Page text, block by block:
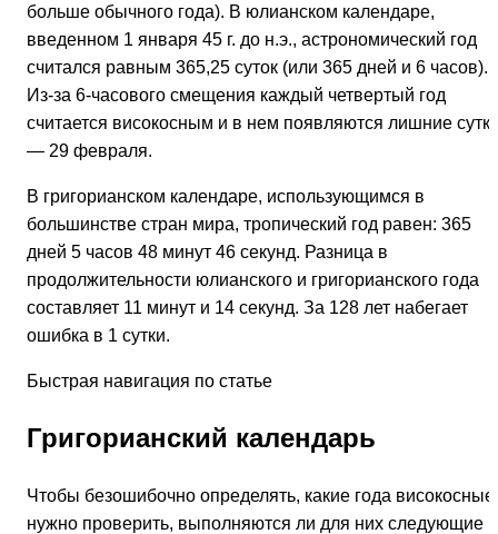
больше обычного года). В юлианском календаре,
введенном 1 января 45 г. до н.э., астрономический год
считался равным 365,25 суток (или 365 дней и 6 часов).
Из-за 6-часового смещения каждый четвертый год
считается високосным и в нем появляются лишние
— 29 февраля.
В григорианском календаре, использующимся в
большинстве стран мира, тропический год равен: 365
дней 5 часов 48 минут 46 секунд. Разница в
продолжительности юлианского и григорианского года
составляет 11 минут и 14 секунд. За 128 лет набегает
ошибка в 1 сутки.
Быстрая навигация по статье
Григорианский календарь
Чтобы безошибочно определять, какие года високосные,
нужно проверить, выполняются ли для них следующие